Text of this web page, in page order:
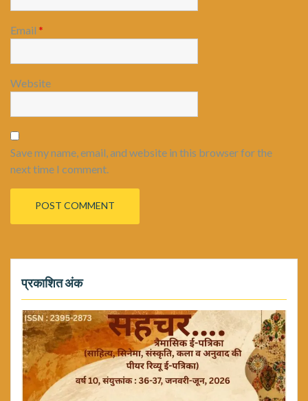
Email *
Website
Save my name, email, and website in this browser for the
next time I comment.
प्रकाशित अंक